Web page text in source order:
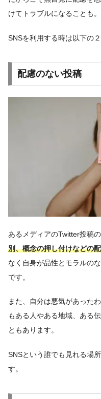
けてトラブルになることも。
SNSを利用する時は以下の
配慮のない投稿
あるメディアのTwitter投稿
別、概念の押し付けなどの
なく自身が品性とモラルの
です。
また、自分は悪気があった
もある人やある地域、ある
ともあります。
SNSという誰でも見れる場
す。